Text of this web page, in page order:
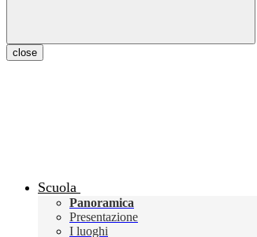
close
Scuola
Panoramica
Presentazione
I luoghi